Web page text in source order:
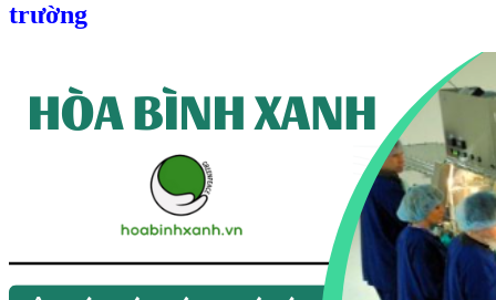
trường